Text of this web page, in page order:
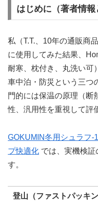
はじめに（著者情報
私（T.T.、10年の通販商
に使用してみた結果、
耐寒、枕付き、丸洗い可
車中泊・防災という三つ
門的には保温の原理（断
性、汎用性を重視して評
GOKUMIN冬用シュラフ
プ快適化 では、実機検証
す。
登山（ファストパッキ